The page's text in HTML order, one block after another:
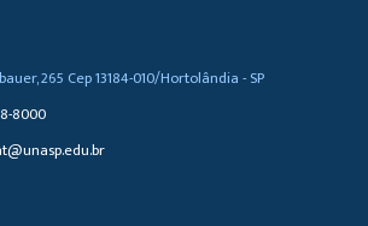
265 Cep 13184-010/Hortolândia - SP
8000